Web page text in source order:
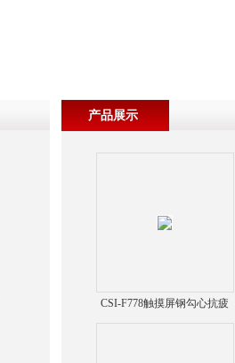
产品展示
CSI-F778触摸屏钢勾心抗疲